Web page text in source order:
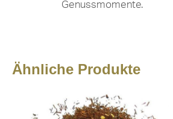
Genussmomente.
Ähnliche Produkte